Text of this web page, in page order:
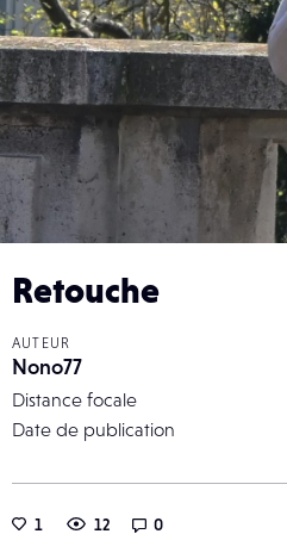
Retouche
AUTEUR
Nono77
Distance focale
Date de publication
1 12 0